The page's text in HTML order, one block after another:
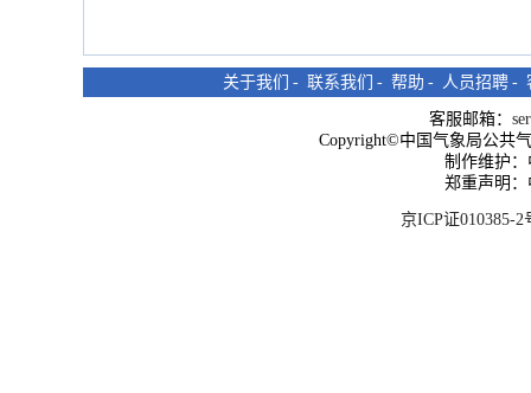
关于我们 - 联系我们 - 帮助 - 人员招聘 -
客服邮箱：
Copyright©中国气象局公共
制作维护
郑重声明
京ICP证010385-2